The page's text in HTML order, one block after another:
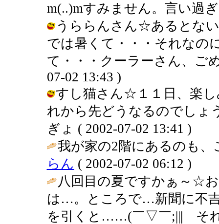
m(..)mすみません。言い過
うららんさん☆あるとな
では暑くて・・・それなの
て・・・クーラーさん、ご
07-02 13:43 )
すし猫さん☆１１日、楽
れから先どうなるのでし
ぎょ ( 2002-07-02 13:41 )
我が家の2階にあるのも
らん ( 2002-07-02 06:12 )
八回目の夏ですかぁ～☆
は…。ところで…新聞に不
を引くと……(￣▽￣;||| そ